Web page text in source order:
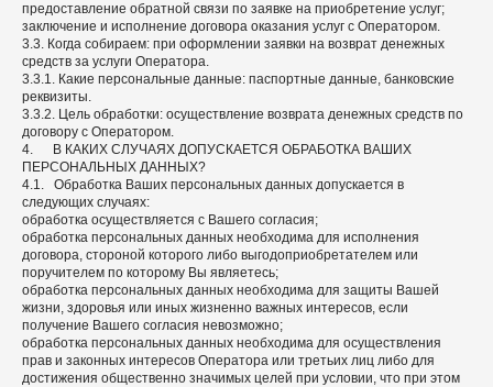
предоставление обратной связи по заявке на приобретение услуг;
заключение и исполнение договора оказания услуг с Оператором.
3.3. Когда собираем: при оформлении заявки на возврат денежных
средств за услуги Оператора.
3.3.1. Какие персональные данные: паспортные данные, банковские
реквизиты.
3.3.2. Цель обработки: осуществление возврата денежных средств по
договору с Оператором.
4. В КАКИХ СЛУЧАЯХ ДОПУСКАЕТСЯ ОБРАБОТКА ВАШИХ
ПЕРСОНАЛЬНЫХ ДАННЫХ?
4.1. Обработка Ваших персональных данных допускается в
следующих случаях:
обработка осуществляется с Вашего согласия;
обработка персональных данных необходима для исполнения
договора, стороной которого либо выгодоприобретателем или
поручителем по которому Вы являетесь;
обработка персональных данных необходима для защиты Вашей
жизни, здоровья или иных жизненно важных интересов, если
получение Вашего согласия невозможно;
обработка персональных данных необходима для осуществления
прав и законных интересов Оператора или третьих лиц либо для
достижения общественно значимых целей при условии, что при этом